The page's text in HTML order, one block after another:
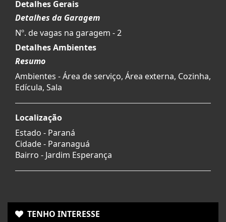
Detalhes Gerais
Detalhes da Garagem
Nº. de vagas na garagem - 2
Detalhes Ambientes
Resumo
Ambientes - Área de serviço, Área externa, Cozinha,
Edícula, Sala
Localização
Estado - Paraná
Cidade - Paranaguá
Bairro - Jardim Esperança
TENHO INTERESSE